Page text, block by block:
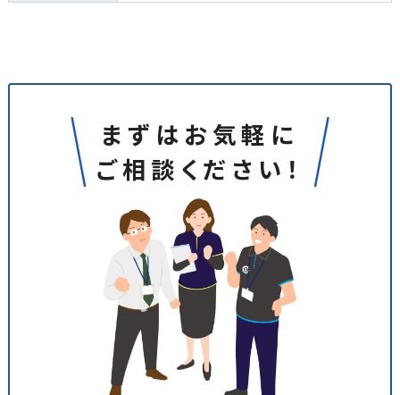
まずはお気軽に
ご相談ください！